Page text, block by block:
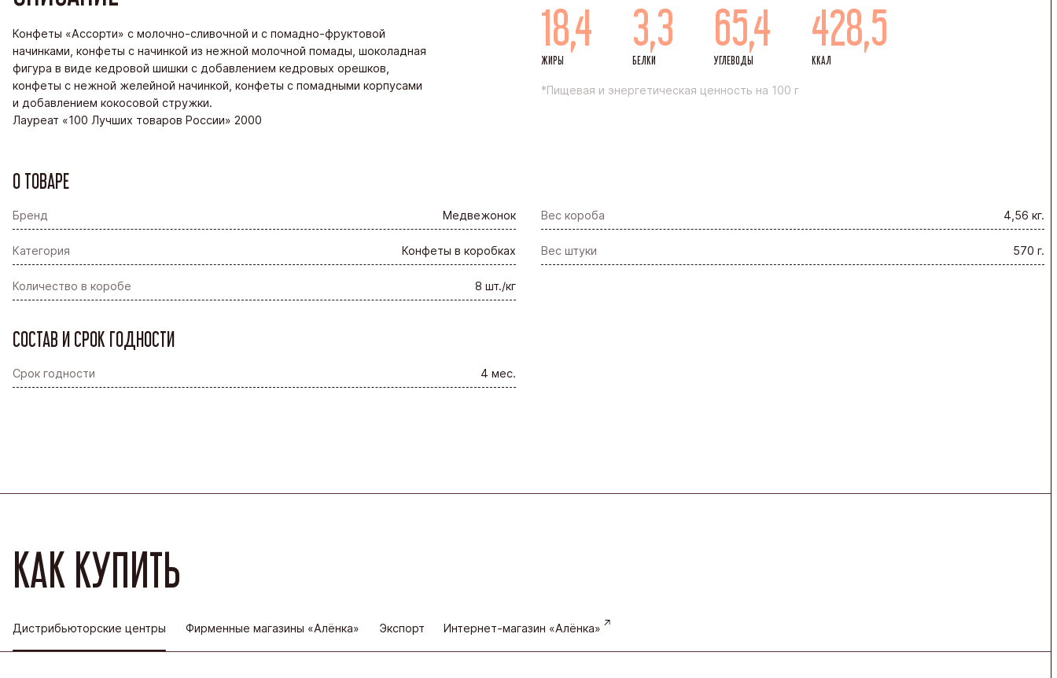
Конфеты «Ассорти» с молочно-сливочной и с помадно-фруктовой
начинками, конфеты с начинкой из нежной молочной помады, шоколадная
фигура в виде кедровой шишки с добавлением кедровых орешков,
конфеты с нежной желейной начинкой, конфеты с помадными корпусами
и добавлением кокосовой стружки.
Лауреат «100 Лучших товаров России» 2000
18,4
ЖИРЫ
3,3
БЕЛКИ
65,4
УГЛЕВОДЫ
428,5
ККАЛ
*Пищевая и энергетическая ценность на 100 г
О ТОВАРЕ
Бренд Медвежонок Вес короба 4,56 кг.
Категория Конфеты в коробках Вес штуки 570 г.
Количество в коробе 8 шт./кг
СОСТАВ И СРОК ГОДНОСТИ
Срок годности 4 мес.
КАК КУПИТЬ
Дистрибьюторские центры Фирменные магазины «Алёнка» Экспорт Интернет-магазин «Алёнка»